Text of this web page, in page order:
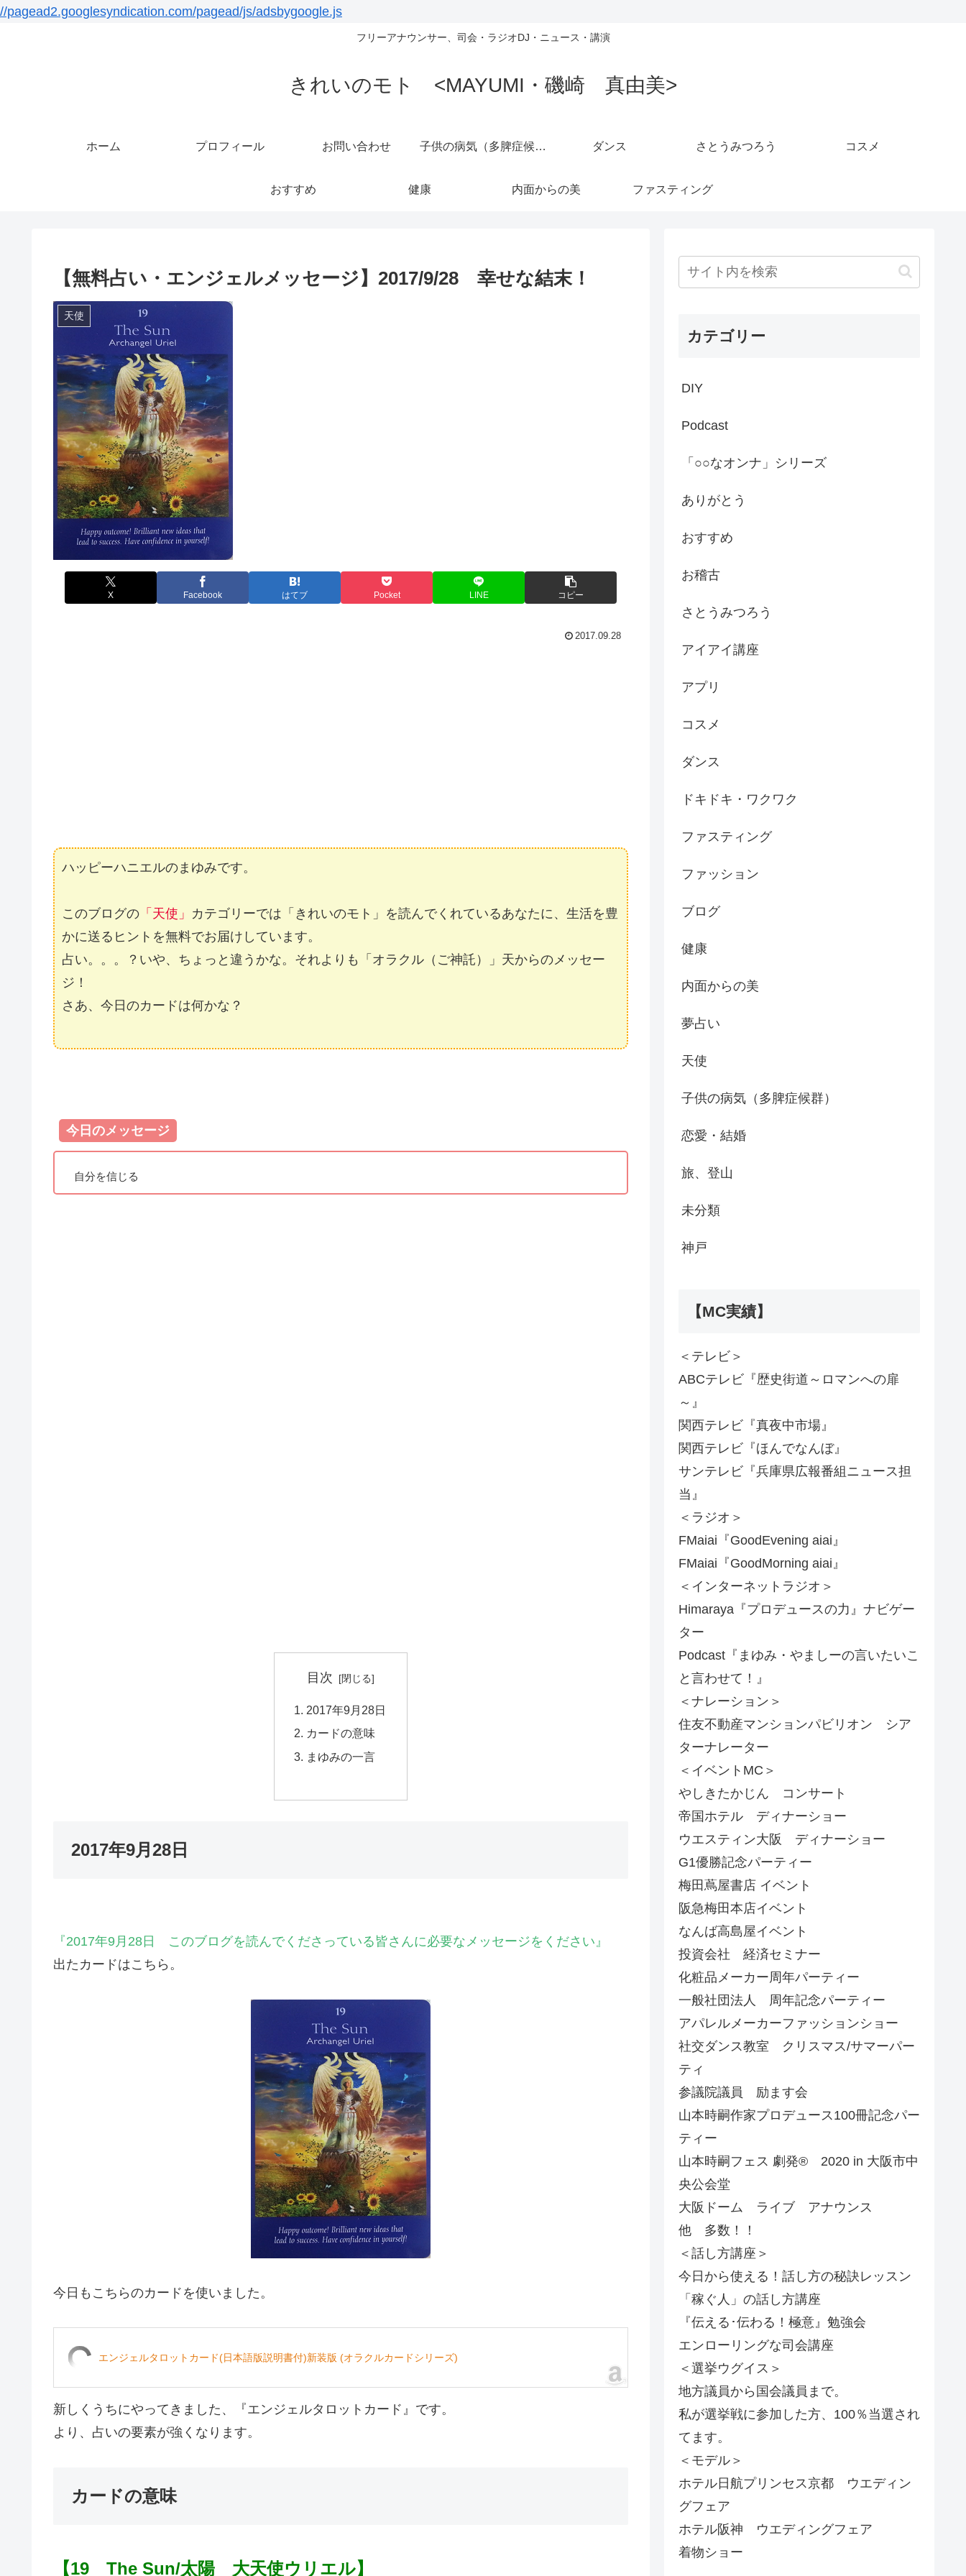
//pagead2.googlesyndication.com/pagead/js/adsbygoogle.js
フリーアナウンサー、司会・ラジオDJ・ニュース・講演
きれいのモト <MAYUMI・磯崎 真由美>
ホーム プロフィール お問い合わせ 子供の病気（多脾症候群） ダンス さとうみつろう コスメ
おすすめ 健康 内面からの美 ファスティング
【無料占い・エンジェルメッセージ】2017/9/28 幸せな結末！
天使
X Facebook はてブ Pocket LINE コピー
2017.09.28
ハッピーハニエルのまゆみです。
このブログの 「天使」 カテゴリーでは「きれいのモト」を読んでくれているあなたに、生活を豊
かに送るヒントを無料でお届けしています。
占い。。。？いや、ちょっと違うかな。それよりも「オラクル（ご神託）」天からのメッセー
ジ！
さあ、今日のカードは何かな？
今日のメッセージ
自分を信じる
目次
2017年9月28日
カードの意味
まゆみの一言
2017年9月28日
『2017年9月28日 このブログを読んでくださっている皆さんに必要なメッセージをください』
出たカードはこちら。
今日もこちらのカードを使いました。
エンジェルタロットカード(日本語版説明書付)新装版 (オラクルカードシリーズ)
新しくうちにやってきました、『エンジェルタロットカード』です。
より、占いの要素が強くなります。
カードの意味
【19 The Sun/太陽 大天使ウリエル】
カテゴリー
DIY
Podcast
「○○なオンナ」シリーズ
ありがとう
おすすめ
お稽古
さとうみつろう
アイアイ講座
アプリ
コスメ
ダンス
ドキドキ・ワクワク
ファスティング
ファッション
ブログ
健康
内面からの美
夢占い
天使
子供の病気（多脾症候群）
恋愛・結婚
旅、登山
未分類
神戸
【MC実績】
＜テレビ＞
ABCテレビ『歴史街道～ロマンへの扉
～』
関西テレビ『真夜中市場』
関西テレビ『ほんでなんぼ』
サンテレビ『兵庫県広報番組ニュース担
当』
＜ラジオ＞
FMaiai『GoodEvening aiai』
FMaiai『GoodMorning aiai』
＜インターネットラジオ＞
Himaraya『プロデュースの力』ナビゲー
ター
Podcast『まゆみ・やましーの言いたいこ
と言わせて！』
＜ナレーション＞
住友不動産マンションパビリオン シア
ターナレーター
＜イベントMC＞
やしきたかじん コンサート
帝国ホテル ディナーショー
ウエスティン大阪 ディナーショー
G1優勝記念パーティー
梅田蔦屋書店 イベント
阪急梅田本店イベント
なんば高島屋イベント
投資会社 経済セミナー
化粧品メーカー周年パーティー
一般社団法人 周年記念パーティー
アパレルメーカーファッションショー
社交ダンス教室 クリスマス/サマーパー
ティ
参議院議員 励ます会
山本時嗣作家プロデュース100冊記念パー
ティー
山本時嗣フェス 劇発®︎ 2020 in 大阪市中
央公会堂
大阪ドーム ライブ アナウンス
他 多数！！
＜話し方講座＞
今日から使える！話し方の秘訣レッスン
「稼ぐ人」の話し方講座
『伝える･伝わる！極意』勉強会
エンローリングな司会講座
＜選挙ウグイス＞
地方議員から国会議員まで。
私が選挙戦に参加した方、100％当選され
てます。
＜モデル＞
ホテル日航プリンセス京都 ウエディン
グフェア
ホテル阪神 ウエディングフェア
着物ショー